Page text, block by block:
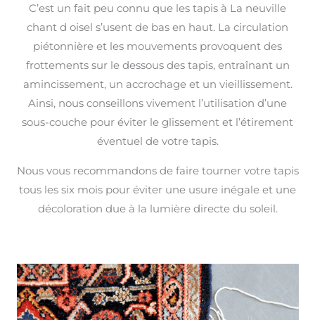
C’est un fait peu connu que les tapis à La neuville
chant d oisel s’usent de bas en haut. La circulation
piétonnière et les mouvements provoquent des
frottements sur le dessous des tapis, entraînant un
amincissement, un accrochage et un vieillissement.
Ainsi, nous conseillons vivement l’utilisation d’une
sous-couche pour éviter le glissement et l’étirement
éventuel de votre tapis.
Nous vous recommandons de faire tourner votre tapis
tous les six mois pour éviter une usure inégale et une
décoloration due à la lumière directe du soleil.